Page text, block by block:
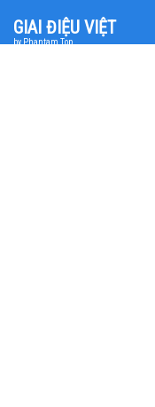
GIAI ĐIỆU VIỆT
by Phantam Top